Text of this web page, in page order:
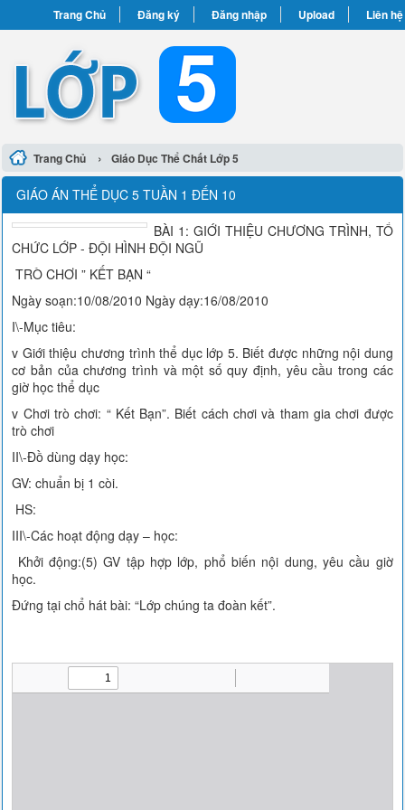
Trang Chủ Đăng ký Đăng nhập Upload Liên hệ
Trang Chủ › Giáo Dục Thể Chất Lớp 5
GIÁO ÁN THỂ DỤC 5 TUẦN 1 ĐẾN 10
BÀI 1: GIỚI THIỆU CHƯƠNG TRÌNH, TỔ
CHỨC LỚP - ĐỘI HÌNH ĐỘI NGŨ
TRÒ CHƠI ” KẾT BẠN “
Ngày soạn:10/08/2010 Ngày dạy:16/08/2010
I\-Mục tiêu:
v Giới thiệu chương trình thể dục lớp 5. Biết được những nội dung
cơ bản của chương trình và một số quy định, yêu cầu trong các
giờ học thể dục
v Chơi trò chơi: “ Kết Bạn”. Biết cách chơi và tham gia chơi được
trò chơi
II\-Đồ dùng dạy học:
GV: chuẩn bị 1 còi.
HS:
III\-Các hoạt động dạy – học:
Khởi động:(5) GV tập hợp lớp, phổ biến nội dung, yêu cầu giờ
học.
Đứng tại chổ hát bài: “Lớp chúng ta đoàn kết”.